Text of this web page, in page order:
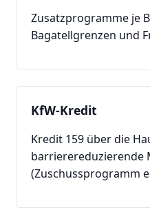
Zusatzprogramme je
Bagatellgrenzen und
KfW-Kredit
Kredit 159 über die
barrierereduzierende
(Zuschussprogramm